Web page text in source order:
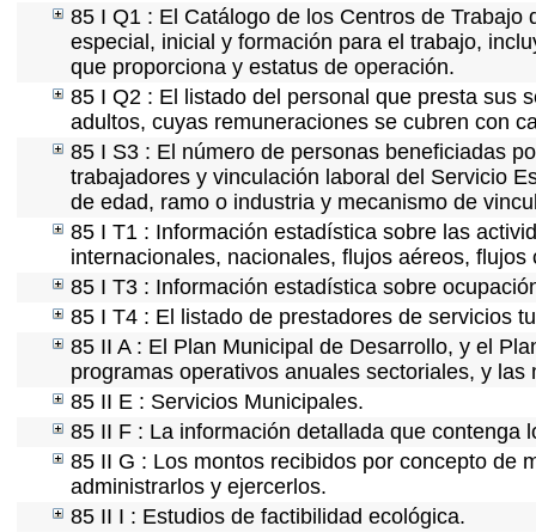
85 I Q1 : El Catálogo de los Centros de
especial, inicial y formación para el trabajo,
que proporciona y estatus de operación.
85 I Q2 : El listado del personal que presta sus
adultos, cuyas remuneraciones se cubren con
85 I S3 : El número de personas beneficiadas
trabajadores y vinculación laboral del Servicio
de edad, ramo o industria y mecanismo de
85 I T1 : Información estadística sobre las
internacionales, nacionales, flujos aéreos, flujos
85 I T3 : Información estadística sobre
85 I T4 : El listado de prestadores de servicios
85 II A : El Plan Municipal de Desarrollo, y el
programas operativos anuales sectoriales, y
85 II E : Servicios Municipales.
85 II F : La información detallada que contenga
85 II G : Los montos recibidos por concepto de
administrarlos y ejercerlos.
85 II I : Estudios de factibilidad ecológica.